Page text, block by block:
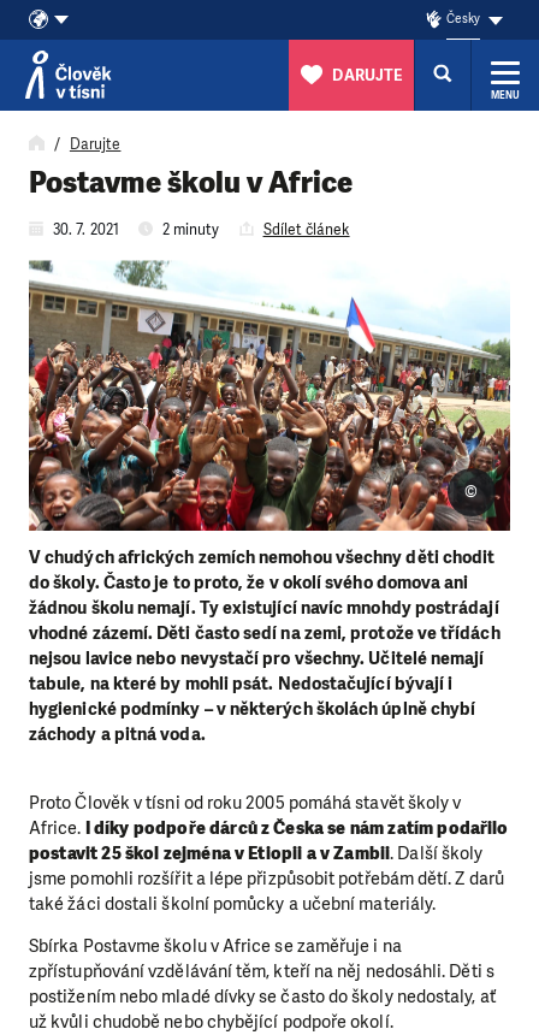
Přeskočit na obsah
Česky
DARUJTE
MENU
Darujte
Postavme školu v Africe
30. 7. 2021 2 minuty Sdílet článek
V chudých afrických zemích nemohou všechny děti chodit
do školy. Často je to proto, že v okolí svého domova ani
žádnou školu nemají. Ty existující navíc mnohdy postrádají
vhodné zázemí. Děti často sedí na zemi, protože ve třídách
nejsou lavice nebo nevystačí pro všechny. Učitelé nemají
tabule, na které by mohli psát. Nedostačující bývají i
hygienické podmínky – v některých školách úplně chybí
záchody a pitná voda.
©
Proto Člověk v tísni od roku 2005 pomáhá stavět školy v
Africe. I díky podpoře dárců z Česka se nám zatím podařilo
postavit 25 škol zejména v Etiopii a v Zambii. Další školy
jsme pomohli rozšířit a lépe přizpůsobit potřebám dětí. Z darů
také žáci dostali školní pomůcky a učební materiály.
Sbírka Postavme školu v Africe se zaměřuje i na
zpřístupňování vzdělávání těm, kteří na něj nedosáhli. Děti s
postižením nebo mladé dívky se často do školy nedostaly, ať
už kvůli chudobě nebo chybějící podpoře okolí.